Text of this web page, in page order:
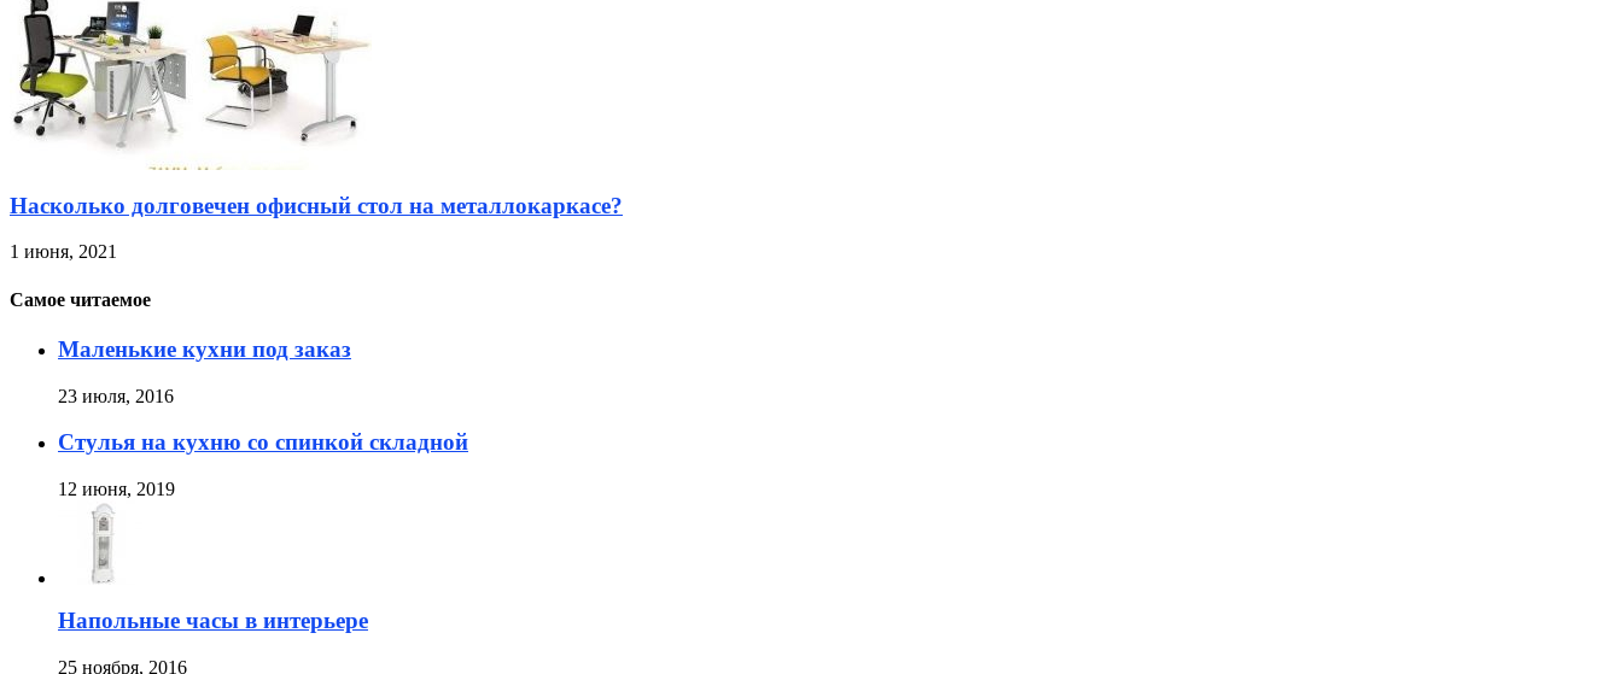
Насколько долговечен офисный стол на металлокаркасе?
1 июня, 2021
Самое читаемое
Маленькие кухни под заказ
23 июля, 2016
Стулья на кухню со спинкой складной
12 июня, 2019
Напольные часы в интерьере
25 ноября, 2016